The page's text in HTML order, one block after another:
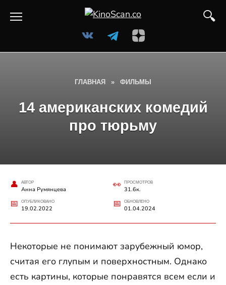
ГЛАВНАЯ » ФИЛЬМЫ
14 американских комедий
про тюрьму
АВТОР
Анна Румянцева
ПРОСМОТРОВ
31.6к.
ОПУБЛИКОВАНО
19.02.2022
ОБНОВЛЕНО
01.04.2024
Некоторые не понимают зарубежный юмор,
считая его глупым и поверхностным. Однако
есть картины, которые понравятся всем если и